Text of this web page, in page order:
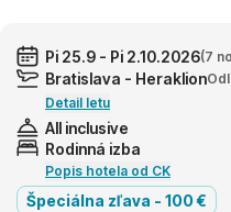
Pi 25.9 - Pi 2.10.2026(7
Bratislava - Heraklion
Detail letu
All inclusive
Rodinná izba
Popis hotela od CK
Špeciálna zľava - 100 €